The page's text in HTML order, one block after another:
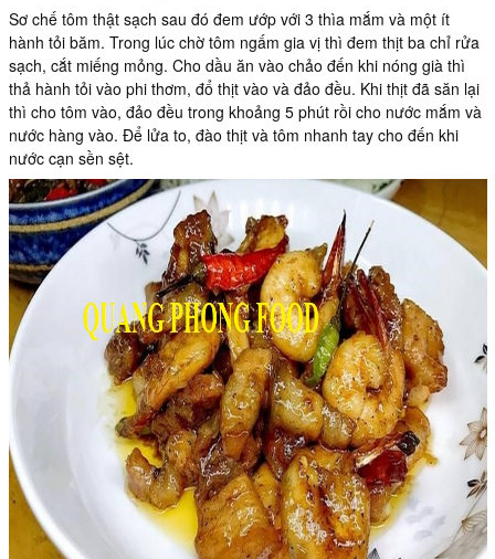
Sơ chế tôm thật sạch sau đó đem ướp với 3 thìa mắm và một ít
hành tỏi băm. Trong lúc chờ tôm ngấm gia vị thì đem thịt ba chỉ rửa
sạch, cắt miếng mỏng. Cho dầu ăn vào chảo đến khi nóng già thì
thả hành tỏi vào phi thơm, đổ thịt vào và đảo đều. Khi thịt đã săn lại
thì cho tôm vào, đảo đều trong khoảng 5 phút rồi cho nước mắm và
nước hàng vào. Để lửa to, đào thịt và tôm nhanh tay cho đến khi
nước cạn sền sệt.